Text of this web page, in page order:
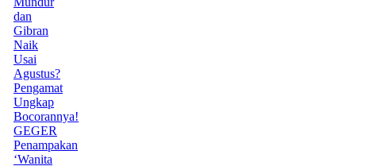
dan
Gibran
Naik
Usai
Agustus?
Pengamat
Ungkap
Bocorannya!
GEGER
Penampakan
‘Wanita